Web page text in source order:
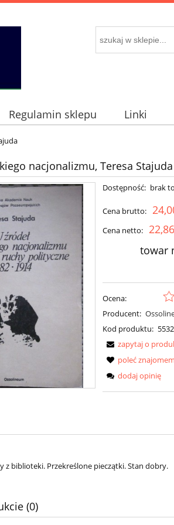
Regulamin sklepu Linki
nacjonalizmu, Teresa Stajuda
Dostępność: brak
Cena brutto:
Cena netto:
towar
Ocena:
Producent:
Kod produktu: 5532
zapytaj o
poleć
dodaj opinię
z biblioteki. Przekreślone pieczątki. Stan dobry.
(0)